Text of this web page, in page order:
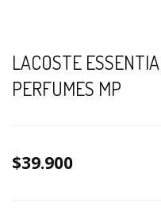
LACOSTE
PERFUMES MP
$39.900